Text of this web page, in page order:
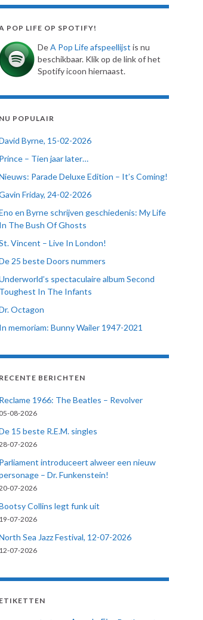
POP LIFE OP SPOTIFY!
DeA Pop Life afspeellijst is nu
beschikbaar. Klik op de link of het
Spotify icoon hiernaast.
NU POPULAIR
Byrne, 15-02-2026
Prince – Tien jaar later…
Parade Deluxe Edition – It’s Coming!
Friday, 24-02-2026
en Byrne schrijven geschiedenis: My Life
In The Bush Of Ghosts
Vincent – Live In London!
25 beste Doors nummers
spectaculaire album Second
Toughest In The Infants
Octagon
In memoriam: Bunny Wailer 1947-2021
RECENTE BERICHTEN
Reclame 1966: The Beatles – Revolver
05-08-2026
15 beste R.E.M. singles
07-2026
Parliament introduceert alweer een nieuw
– Dr. Funkenstein!
07-2026
Collins legt funk uit
19-07-2026
Sea Jazz Festival, 12-07-2026
12-07-2026
ETIKETTEN